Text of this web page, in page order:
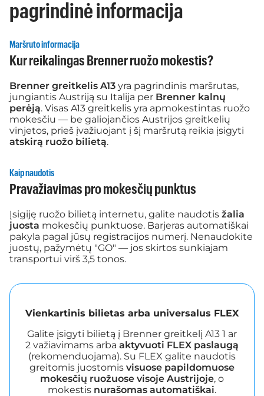
pagrindinė informacija
Maršruto informacija
Kur reikalingas Brenner ruožo mokestis?
Brenner greitkelis A13 yra pagrindinis maršrutas,
jungiantis Austriją su Italija per Brenner kalnų
perėją. Visas A13 greitkelis yra apmokestintas ruožo
mokesčiu — be galiojančios Austrijos greitkelių
vinjetos, prieš įvažiuojant į šį maršrutą reikia įsigyti
atskirą ruožo bilietą.
Kaip naudotis
Pravažiavimas pro mokesčių punktus
Įsigiję ruožo bilietą internetu, galite naudotis žalia
juosta mokesčių punktuose. Barjeras automatiškai
pakyla pagal jūsų registracijos numerį. Nenaudokite
juostų, pažymėtų "GO" — jos skirtos sunkiajam
transportui virš 3,5 tonos.
Vienkartinis bilietas arba universalus FLEX
Galite įsigyti bilietą į Brenner greitkelį A13 1 ar
2 važiavimams arba aktyvuoti FLEX paslaugą
(rekomenduojama). Su FLEX galite naudotis
greitomis juostomis visuose papildomuose
mokesčių ruožuose visoje Austrijoje, o
mokestis nurašomas automatiškai.